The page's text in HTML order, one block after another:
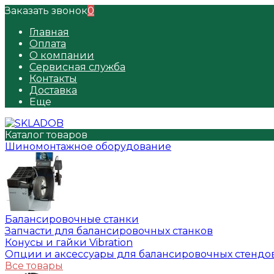
Заказать звонок0
Главная
Оплата
О компании
Сервисная служба
Контакты
Доставка
Еще
Каталог товаров
Шиномонтажное оборудование
Балансировочные станки
Запчасти для балансировочных станков
Конусы и гайки Vibration
Опции и аксессуары для балансировочных
Все товары